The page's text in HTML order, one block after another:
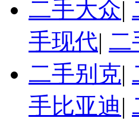
二手大众|
手现代| 二
二手别克|
手比亚迪|